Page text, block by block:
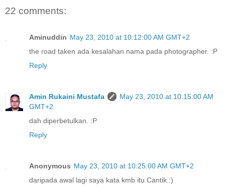
22 comments:
Aminuddin May 23, 2010 at 10:12:00 AM GMT+2
the road taken ada kesalahan nama pada photographer. :P
Reply
Amin Rukaini Mustafa
May 23, 2010 at 10:15:00 AM
GMT+2
dah diperbetulkan. :P
Reply
Anonymous May 23, 2010 at 10:25:00 AM GMT+2
daripada awal lagi saya kata kmb itu Cantik.:)